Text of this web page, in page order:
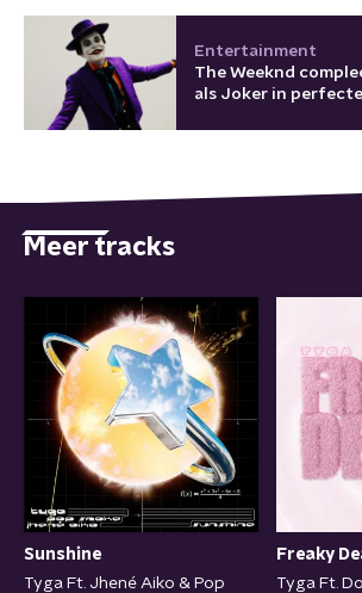
Entertainment
The Weeknd
als Joker in
Meer tracks
Sunshine
Tyga Ft. Jhené Aiko & Pop
Freaky
Tyga Ft.